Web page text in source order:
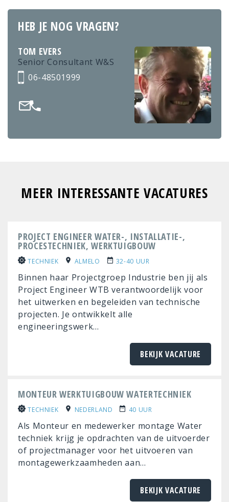
HEB JE NOG VRAGEN?
TOM EVERS
Senior Consultant W&S
06-48501999
MEER INTERESSANTE VACATURES
PROJECT ENGINEER WATER-, INSTALLATIE-,
PROCESTECHNIEK, WERKTUIGBOUW
TECHNIEK ALMELO 32-40 UUR
Binnen haar Projectgroep Industrie ben jij als
Project Engineer WTB verantwoordelijk voor
het uitwerken en begeleiden van technische
projecten. Je ontwikkelt alle
engineeringswerk...
BEKIJK VACATURE
MONTEUR WERKTUIGBOUW WATERTECHNIEK
TECHNIEK NEDERLAND 40 UUR
Als Monteur en medewerker montage Water
techniek krijg je opdrachten van de uitvoerder
of projectmanager voor het uitvoeren van
montagewerkzaamheden aan...
BEKIJK VACATURE